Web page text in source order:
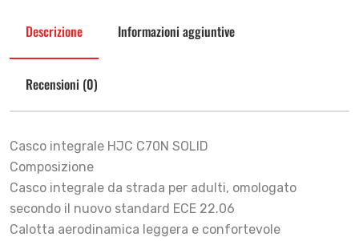
Descrizione Informazioni aggiuntive
Recensioni (0)
Casco integrale HJC C70N SOLID
Composizione
Casco integrale da strada per adulti, omologato
secondo il nuovo standard ECE 22.06
Calotta aerodinamica leggera e confortevole